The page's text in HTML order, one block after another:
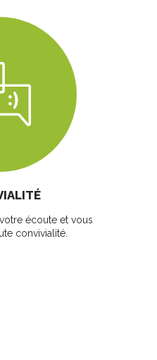
écoute et vous
convivialité.